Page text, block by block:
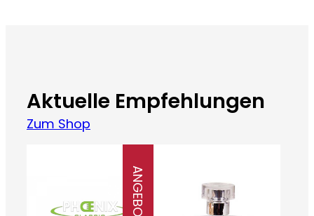
Aktuelle Empfehlungen
Zum Shop
ANGEBOT!